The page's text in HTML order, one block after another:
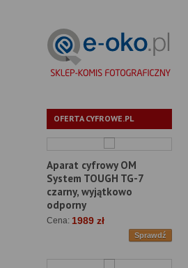
OFERTA CYFROWE.PL
Aparat cyfrowy OM
System TOUGH TG-7
czarny, wyjątkowo
odporny
Cena: 1989 zł
Sprawdź